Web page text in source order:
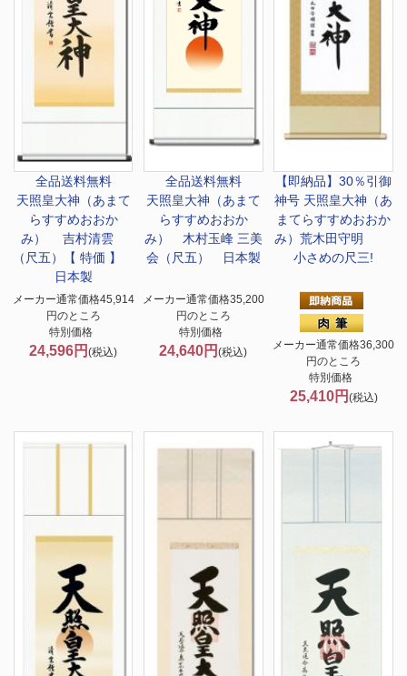
全品送料無料
天照皇大神（あまて
らすすめおおか
み） 吉村清雲
（尺五）【 特価 】
日本製
メーカー通常価格45,914
円のところ
特別価格
24,596円(税込)
全品送料無料
天照皇大神（あまて
らすすめおおか
み） 木村玉峰 三美
会（尺五） 日本製
メーカー通常価格35,200
円のところ
特別価格
24,640円(税込)
【即納品】30％引御
神号 天照皇大神（あ
まてらすすめおおか
み）荒木田守明
小さめの尺三!
メーカー通常価格36,300
円のところ
特別価格
25,410円 (税込)